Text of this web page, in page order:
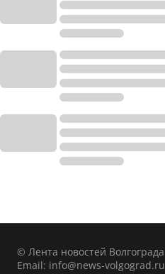
© Лента новостей Волгограда
Email: info@news-volgograd.ru